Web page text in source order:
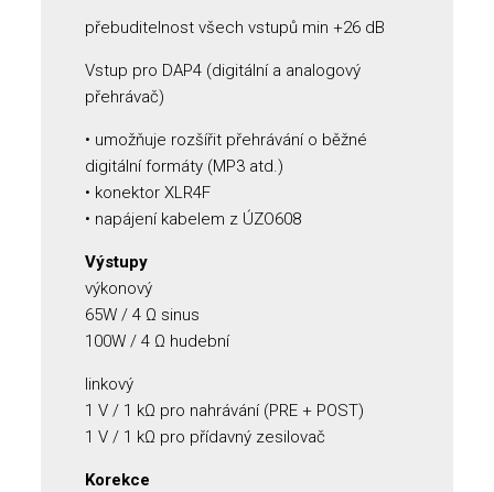
přebuditelnost všech vstupů min +26 dB
Vstup pro DAP4 (digitální a analogový
přehrávač)
• umožňuje rozšířit přehrávání o běžné
digitální formáty (MP3 atd.)
• konektor XLR4F
• napájení kabelem z ÚZO608
Výstupy
výkonový
65W / 4 Ω sinus
100W / 4 Ω hudební
linkový
1 V / 1 kΩ pro nahrávání (PRE + POST)
1 V / 1 kΩ pro přídavný zesilovač
Korekce